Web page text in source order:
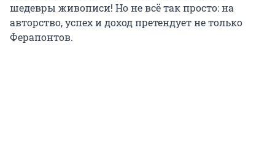
шедевры живописи! Но не всё так просто: на
авторство, успех и доход претендует не только
Ферапонтов.